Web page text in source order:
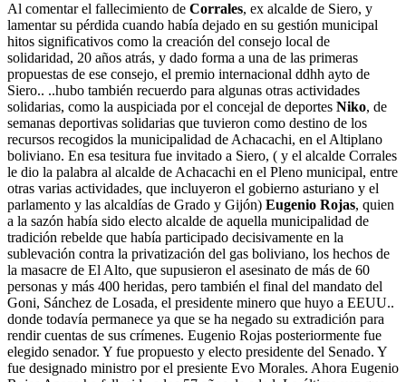
Al comentar el fallecimiento de Corrales, ex alcalde de Siero, y
lamentar su pérdida cuando había dejado en su gestión municipal
hitos significativos como la creación del consejo local de
solidaridad, 20 años atrás, y dado forma a una de las primeras
propuestas de ese consejo, el premio internacional ddhh ayto de
Siero.. ..hubo también recuerdo para algunas otras actividades
solidarias, como la auspiciada por el concejal de deportes Niko, de
semanas deportivas solidarias que tuvieron como destino de los
recursos recogidos la municipalidad de Achacachi, en el Altiplano
boliviano. En esa tesitura fue invitado a Siero, ( y el alcalde Corrales
le dio la palabra al alcalde de Achacachi en el Pleno municipal, entre
otras varias actividades, que incluyeron el gobierno asturiano y el
parlamento y las alcaldías de Grado y Gijón) Eugenio Rojas, quien
a la sazón había sido electo alcalde de aquella municipalidad de
tradición rebelde que había participado decisivamente en la
sublevación contra la privatización del gas boliviano, los hechos de
la masacre de El Alto, que supusieron el asesinato de más de 60
personas y más 400 heridas, pero también el final del mandato del
Goni, Sánchez de Losada, el presidente minero que huyo a EEUU..
donde todavía permanece ya que se ha negado su extradición para
rendir cuentas de sus crímenes. Eugenio Rojas posteriormente fue
elegido senador. Y fue propuesto y electo presidente del Senado. Y
fue designado ministro por el presiente Evo Morales. Ahora Eugenio